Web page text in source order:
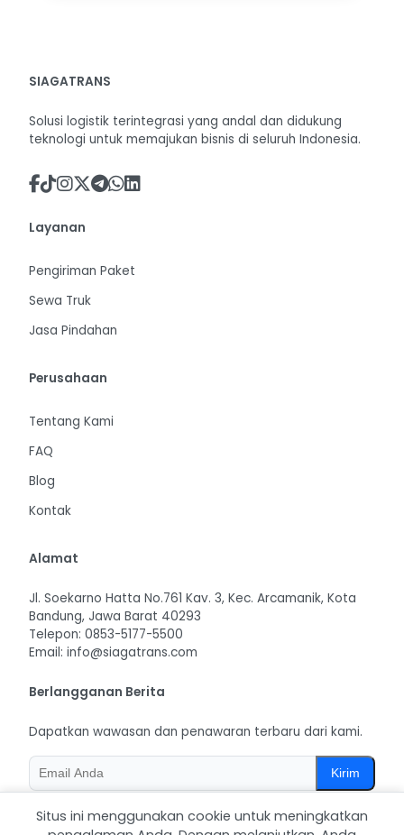
SIAGATRANS
Solusi logistik terintegrasi yang andal dan didukung
teknologi untuk memajukan bisnis di seluruh Indonesia.
Layanan
Pengiriman Paket
Sewa Truk
Jasa Pindahan
Perusahaan
Tentang Kami
FAQ
Blog
Kontak
Alamat
Jl. Soekarno Hatta No.761 Kav. 3, Kec. Arcamanik, Kota
Bandung, Jawa Barat 40293
Telepon: 0853-5177-5500
Email: info@siagatrans.com
Berlangganan Berita
Dapatkan wawasan dan penawaran terbaru dari kami.
Kirim
Situs ini menggunakan cookie untuk meningkatkan